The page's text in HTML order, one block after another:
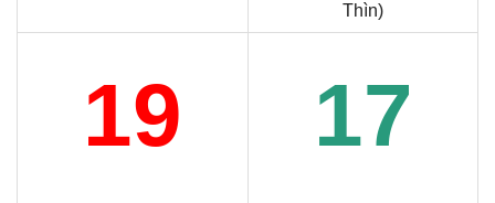
Thìn)
19 17